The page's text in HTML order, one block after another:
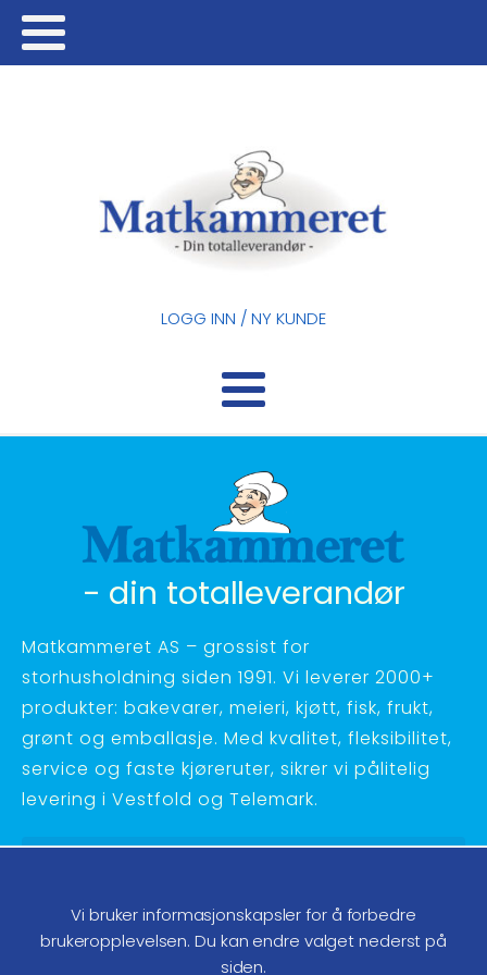
LOGG INN / NY KUNDE
- din totalleverandør
Matkammeret AS – grossist for
storhusholdning siden 1991. Vi leverer 2000+
produkter: bakevarer, meieri, kjøtt, fisk, frukt,
grønt og emballasje. Med kvalitet, fleksibilitet,
service og faste kjøreruter, sikrer vi pålitelig
levering i Vestfold og Telemark.
Telefon:
35 58 48 70
ordre@matkammeret.no
Vi bruker informasjonskapsler for å forbedre
brukeropplevelsen. Du kan endre valget nederst på
siden.